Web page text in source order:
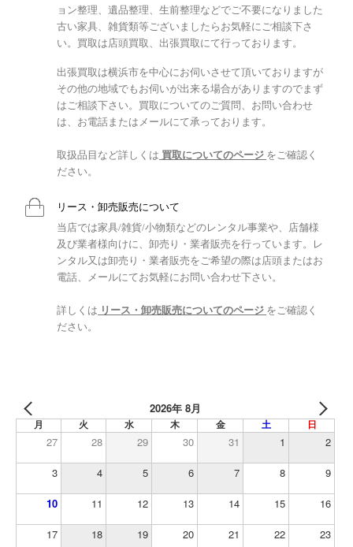
ョン整理、遺品整理、生前整理などでご不要になりました
古い家具、雑貨類等ございましたらお気軽にご相談下さ
い。買取は店頭買取、出張買取にて行っております。
出張買取は横浜市を中心にお伺いさせて頂いておりますが
その他の地域でもお伺いが出来る場合がありますのでまず
はご相談下さい。買取についてのご質問、お問い合わせ
は、お電話またはメールにて承っております。
取扱品目など詳しくは 買取についてのページ をご確認く
ださい。
リース・卸売販売について
当店では家具/雑貨/小物類などのレンタル事業や、店舗様
及び業者様向けに、卸売り・業者販売を行っています。レ
ンタル又は卸売り・業者販売をご希望の際は店頭またはお
電話、メールにてお気軽にお問い合わせ下さい。
詳しくは リース・卸売販売についてのページ をご確認く
ださい。
2026年 8月
月 火 水 木 金 土 日
27 28 29 30 31 1 2
3 4 5 6 7 8 9
10 11 12 13 14 15 16
17 18 19 20 21 22 23